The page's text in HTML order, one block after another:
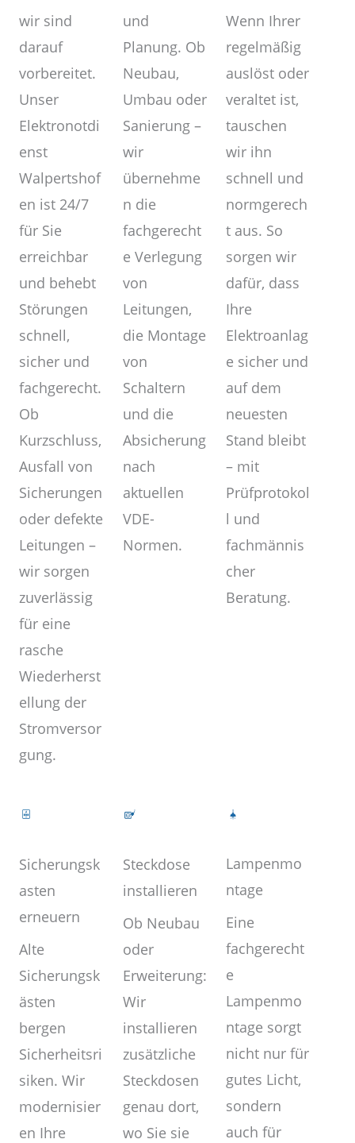
wir sind
darauf
vorbereitet.
Unser
Elektronotdi
enst
Walpertshof
en ist 24/7
für Sie
erreichbar
und behebt
Störungen
schnell,
sicher und
fachgerecht.
Ob
Kurzschluss,
Ausfall von
Sicherungen
oder defekte
Leitungen –
wir sorgen
zuverlässig
für eine
rasche
Wiederherst
ellung der
Stromversor
gung.
und
Planung. Ob
Neubau,
Umbau oder
Sanierung –
wir
übernehme
n die
fachgerecht
e Verlegung
von
Leitungen,
die Montage
von
Schaltern
und die
Absicherung
nach
aktuellen
VDE-
Normen.
Wenn Ihrer
regelmäßig
auslöst oder
veraltet ist,
tauschen
wir ihn
schnell und
normgerech
t aus. So
sorgen wir
dafür, dass
Ihre
Elektroanlag
e sicher und
auf dem
neuesten
Stand bleibt
– mit
Prüfprotokol
l und
fachmännis
cher
Beratung.
Sicherungsk
asten
erneuern
Alte
Sicherungsk
ästen
bergen
Sicherheitsri
siken. Wir
modernisier
en Ihre
Steckdose
installieren
Ob Neubau
oder
Erweiterung:
Wir
installieren
zusätzliche
Steckdosen
genau dort,
wo Sie sie
Lampenmo
ntage
Eine
fachgerecht
e
Lampenmo
ntage sorgt
nicht nur für
gutes Licht,
sondern
auch für